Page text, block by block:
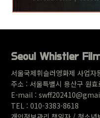
Seoul Whistler
서울국제휘슬러영화제 사업
주소 : 서울특별시 용산구 원효
E-mail :
TEL : 010-3383-8618